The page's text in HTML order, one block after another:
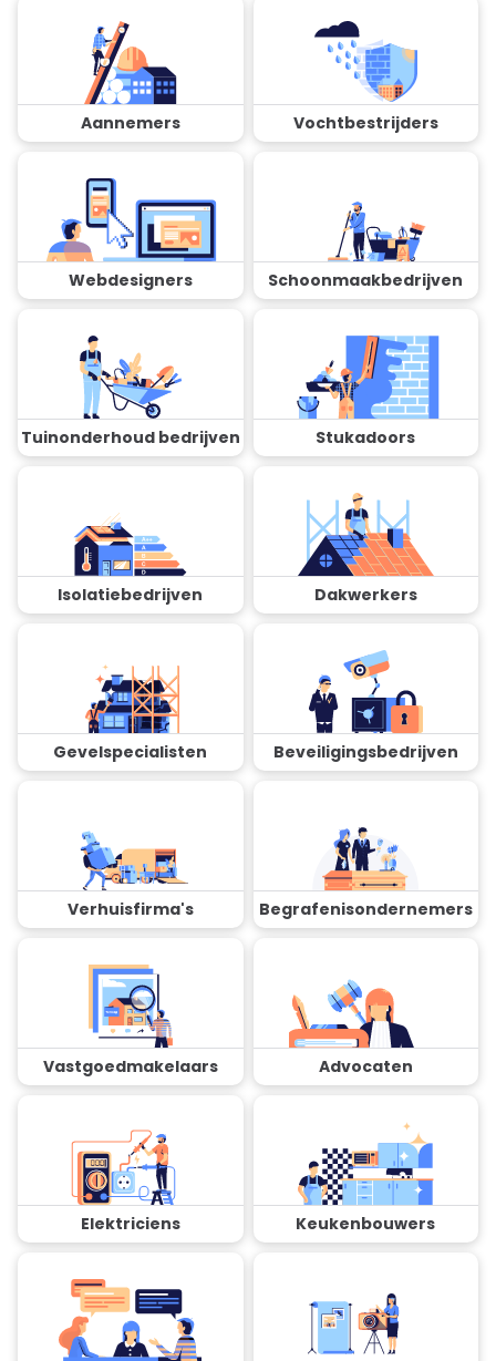
Aannemers Vochtbestrijders
Webdesigners Schoonmaakbedrijven
Tuinonderhoud bedrijven Stukadoors
Isolatiebedrijven Dakwerkers
Gevelspecialisten Beveiligingsbedrijven
Verhuisfirma's Begrafenisondernemers
Vastgoedmakelaars Advocaten
Elektriciens Keukenbouwers